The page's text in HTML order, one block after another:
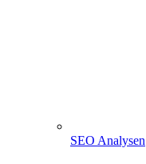
SEO Analysen